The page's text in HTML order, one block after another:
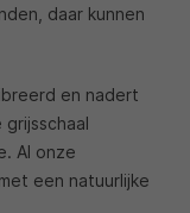
daar kunnen
en nadert
Al onze
een natuurlijke